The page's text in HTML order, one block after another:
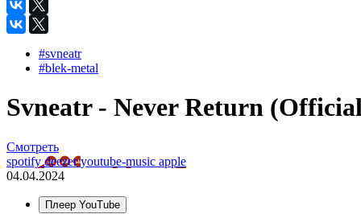
#svneatr
#blek-metal
Svneatr - Never Return
Смотреть
spotifydeezeryoutube-music apple
04.04.2024
Плеер YouTube